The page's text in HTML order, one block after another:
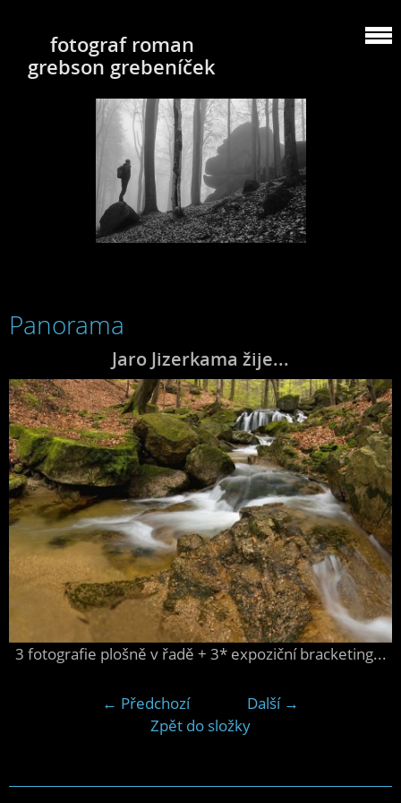
fotograf roman
grebson grebeníček
Panorama
Jaro Jizerkama žije...
3 fotografie plošně v řadě + 3* expoziční bracketing...
← Předchozí
Další →
Zpět do složky